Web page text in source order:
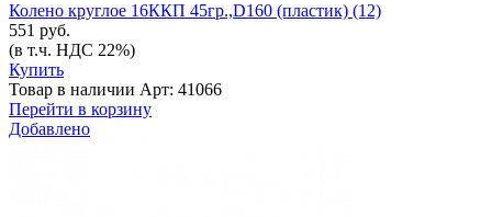
Колено круглое 16ККП 45гр.,D160 (пластик) (12)
551 руб.
(в т.ч. НДС 22%)
Купить
Товар в наличии Арт: 41066
Перейти в корзину
Добавлено